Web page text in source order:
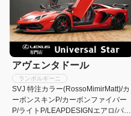
アヴェンタドール
ランボルギーニ
SVJ 特注カラー(RossoMimirMatt)/カ
ーボンスキンP/カーボンファイバー
P/ライトP/LEAPDESIGNエアロ/パワ